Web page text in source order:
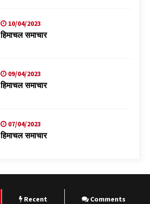
10/04/2023
हिमाचल समाचार
09/04/2023
हिमाचल समाचार
07/04/2023
हिमाचल समाचार
Recent Comments